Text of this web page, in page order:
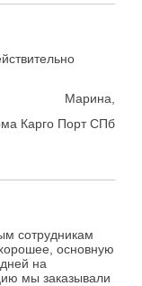
Марина,
Карго Порт СПб
сотрудникам
основную
на
мы заказывали